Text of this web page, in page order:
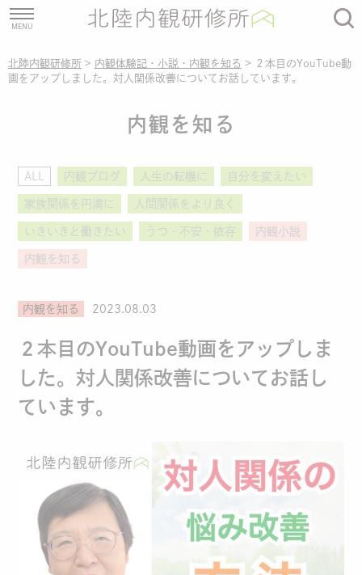
北陸内観研修所 > 内観体験記・小説・内観を知る >
２本目のYouTube動
画をアップしました。対人関係改善についてお話しています。
内観を知る
ALL 内観ブログ 人生の転機に 自分を変えたい
家族関係を円満に 人間関係をより良く
いきいきと働きたい うつ・不安・依存 内観小説
内観を知る
内観を知る 2023.08.03
２本目のYouTube動画をアップしま
した。対人関係改善についてお話し
ています。